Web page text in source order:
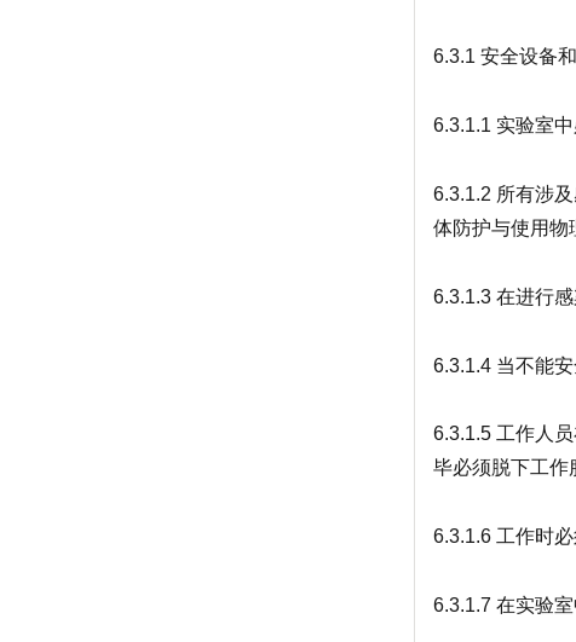
6.3.1 安全设备
6.3.1.1 实验室
6.3.1.2 所有涉
体防护与使用物
6.3.1.3 在进行
6.3.1.4 当不能
6.3.1.5 工作人
毕必须脱下工作
6.3.1.6 工作时
6.3.1.7 在实验